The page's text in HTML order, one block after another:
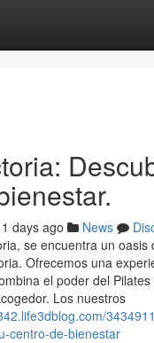
days ago News
se encuentra un oasis
Ofrecemos una
el poder del Pilates
Los nuestros
centro-de-bienestar